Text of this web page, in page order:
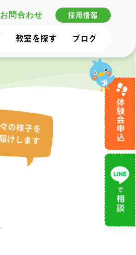
お問合わせ 採用情報
教室を探す ブログ